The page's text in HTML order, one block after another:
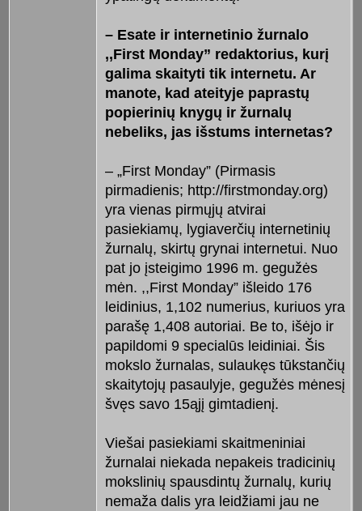
– Esate ir internetinio žurnalo
,,First Monday” redaktorius, kurį
galima skaityti tik internetu. Ar
manote, kad ateityje paprastų
popierinių knygų ir žurnalų
nebeliks, jas išstums internetas?
– „First Monday” (Pirmasis
pirmadienis; http://firstmonday.org)
yra vienas pirmųjų atvirai
pasiekiamų, lygiaverčių internetinių
žurnalų, skirtų grynai internetui. Nuo
pat jo įsteigimo 1996 m. gegužės
mėn. ,,First Monday” išleido 176
leidinius, 1,102 numerius, kuriuos yra
parašę 1,408 autoriai. Be to, išėjo ir
papildomi 9 specialūs leidiniai. Šis
mokslo žurnalas, sulaukęs tūkstančių
skaitytojų pasaulyje, gegužės mėnesį
švęs savo 15ąjį gimtadienį.
Viešai pasiekiami skaitmeniniai
žurnalai niekada nepakeis tradicinių
mokslinių spausdintų žurnalų, kurių
nemaža dalis yra leidžiami jau ne